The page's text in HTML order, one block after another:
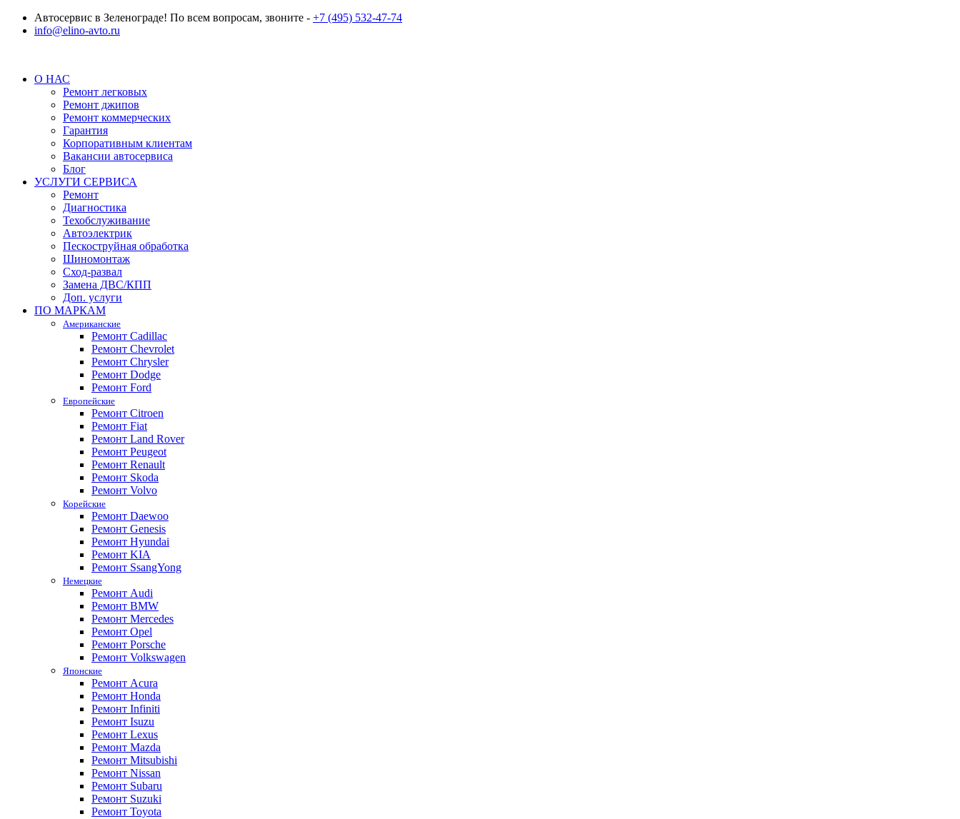
Автосервис в Зеленограде! По всем вопросам, звоните - +7 (495) 532-47-74
info@elino-avto.ru
О НАС
Ремонт легковых
Ремонт джипов
Ремонт коммерческих
Гарантия
Корпоративным клиентам
Вакансии автосервиса
Блог
УСЛУГИ СЕРВИСА
Ремонт
Диагностика
Техобслуживание
Автоэлектрик
Пескоструйная обработка
Шиномонтаж
Сход-развал
Замена ДВС/КПП
Доп. услуги
ПО МАРКАМ
Американские
Ремонт Cadillac
Ремонт Chevrolet
Ремонт Chrysler
Ремонт Dodge
Ремонт Ford
Европейские
Ремонт Citroen
Ремонт Fiat
Ремонт Land Rover
Ремонт Peugeot
Ремонт Renault
Ремонт Skoda
Ремонт Volvo
Корейские
Ремонт Daewoo
Ремонт Genesis
Ремонт Hyundai
Ремонт KIA
Ремонт SsangYong
Немецкие
Ремонт Audi
Ремонт BMW
Ремонт Mercedes
Ремонт Opel
Ремонт Porsche
Ремонт Volkswagen
Японские
Ремонт Acura
Ремонт Honda
Ремонт Infiniti
Ремонт Isuzu
Ремонт Lexus
Ремонт Mazda
Ремонт Mitsubishi
Ремонт Nissan
Ремонт Subaru
Ремонт Suzuki
Ремонт Toyota